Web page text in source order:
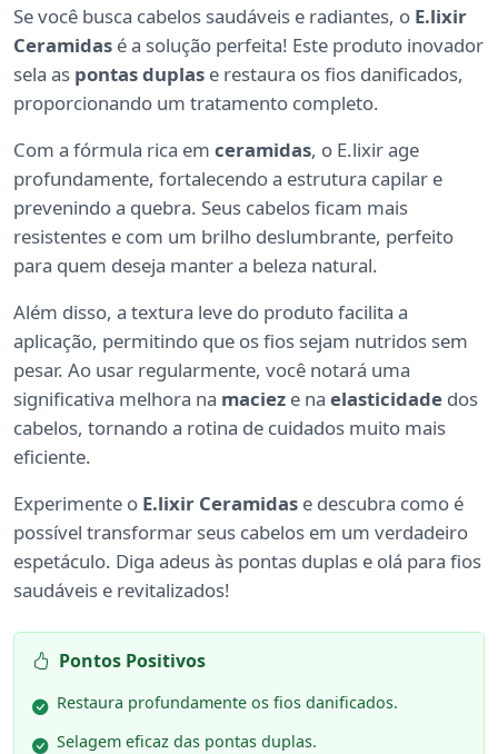
Se você busca cabelos saudáveis e radiantes, o E.lixir
Ceramidas é a solução perfeita! Este produto inovador
sela as pontas duplas e restaura os fios danificados,
proporcionando um tratamento completo.
Com a fórmula rica em ceramidas, o E.lixir age
profundamente, fortalecendo a estrutura capilar e
prevenindo a quebra. Seus cabelos ficam mais
resistentes e com um brilho deslumbrante, perfeito
para quem deseja manter a beleza natural.
Além disso, a textura leve do produto facilita a
aplicação, permitindo que os fios sejam nutridos sem
pesar. Ao usar regularmente, você notará uma
significativa melhora na maciez e na elasticidade dos
cabelos, tornando a rotina de cuidados muito mais
eficiente.
Experimente o E.lixir Ceramidas e descubra como é
possível transformar seus cabelos em um verdadeiro
espetáculo. Diga adeus às pontas duplas e olá para fios
saudáveis e revitalizados!
Pontos Positivos
Restaura profundamente os fios danificados.
Selagem eficaz das pontas duplas.